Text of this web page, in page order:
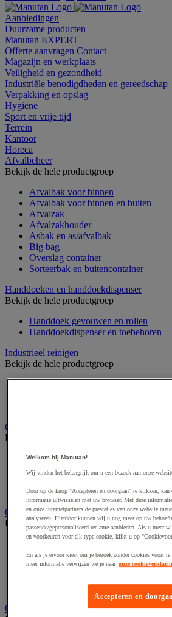
Aanbiedingen
Duurzame producten
Manutan EXPERT
Offerte aanvragen Contact
Magazijn en werkplaats
Veiligheid en gezondheid
Industriële benodigdheden en gereedschap
Verpakking en opslag
Hygiëne
Sport en vrije tijd
Terrein
Kantoor
Horeca
Afvalbeheer
Bekijk de hele productgroep
Afvalbak voor binnen
Afvalbak voor binnen en buiten
Afvalzak
Afvalzakhouder
Asbak en as/afvalbak
Big bag
Overslag container
Sorteerbak en buitencontainer
Handdoeken en handdoekdispenser
Bekijk de hele productgroep
Handdoek gevouwen en rollen
Handdoekdispenser en toebehoren
Industrieel reinigen
Bekijk de hele productgroep
Onderdelen voor sanitair, douche en
Bekijk de hele productgroep
Douche apparatuur
Onderdelen voor badkamer
Sanitaire uitrusting
Onderhoudsproduct
Bekijk de hele productgroep
Sanitair schoonmaakmiddel
Vaatwasmiddel
Wasmiddel en -verzachter
Ongediertebestrijding
Welkom bij Manutan!
Wij vinden het belangrijk om u een bezoek aan onze
Door op de knop "Accepteren en doorgaan" te klikken,
informatie uitwisselen met uw browser. Met deze
en onze internetpartners de prestaties van onze website
analyseren. Hierdoor kunnen wij u nog meer op uw
passende/gepersonaliseerd reclame aanbieden. Als u meer
en voorkeuren voor elk type cookie, klikt u op
En als je ervoor kiest om je bezoek zonder cookies voort
meer informatie verwijzen we je naar onze
Accepteren en